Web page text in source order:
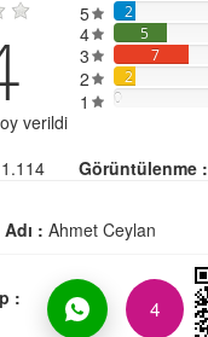
verildi
5 2
4 5
3 7
2 2
1 0
1.114 Görüntülenme :
: Ahmet Ceylan
: 4